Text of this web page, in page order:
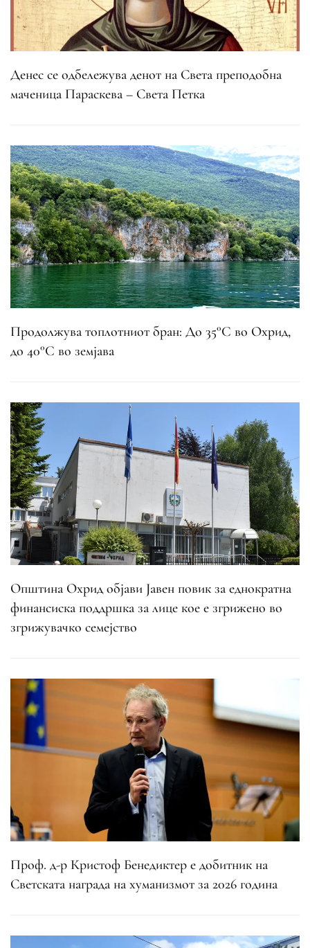
Денес се одбележува денот на Света преподобна
маченица Параскева – Света Петка
Продолжува топлотниот бран: До 35°C во Охрид,
до 40°C во земјава
Општина Охрид објави Јавен повик за еднократна
финансиска поддршка за лице кое е згрижено во
згрижувачко семејство
Проф. д-р Кристоф Бенедиктер е добитник на
Светската награда на хуманизмот за 2026 година